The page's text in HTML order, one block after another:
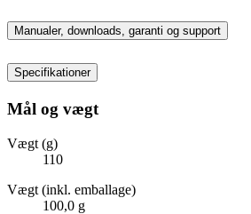
Manualer, downloads, garanti og support
Specifikationer
Mål og vægt
Vægt (g)
110
Vægt (inkl. emballage)
100,0 g